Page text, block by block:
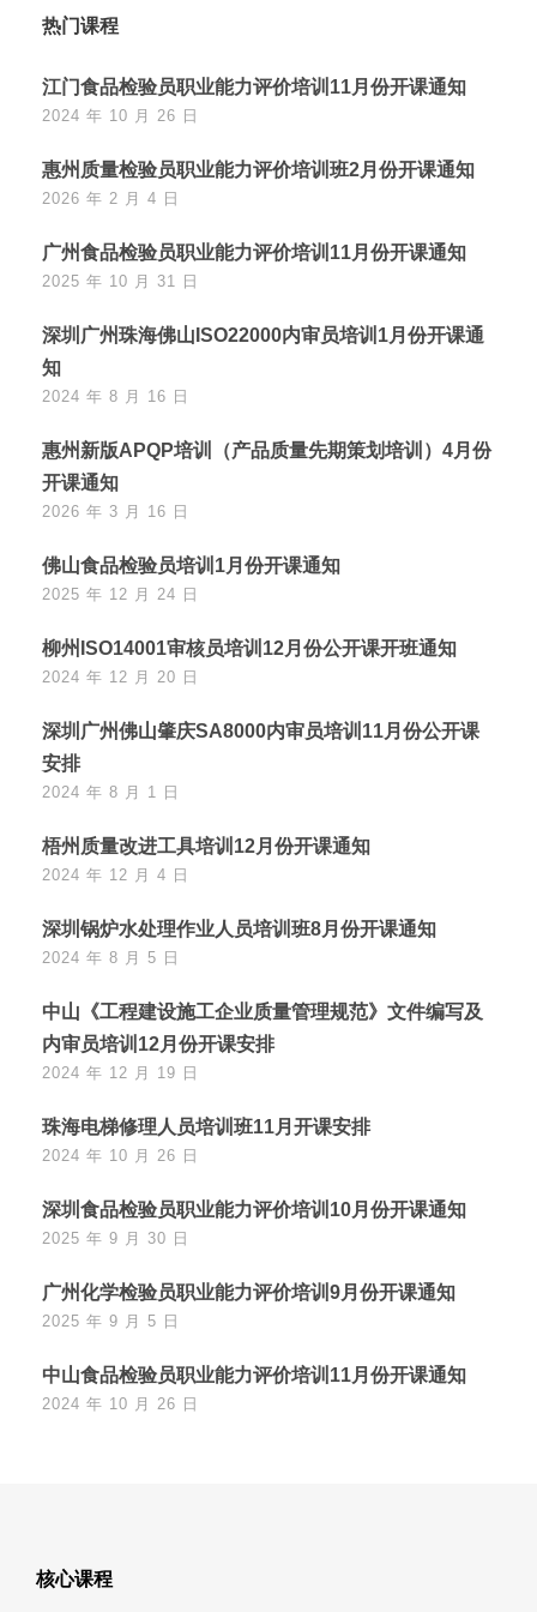
热门课程
江门食品检验员职业能力评价培训11月份开课通知
2024 年 10 月 26 日
惠州质量检验员职业能力评价培训班2月份开课通知
2026 年 2 月 4 日
广州食品检验员职业能力评价培训11月份开课通知
2025 年 10 月 31 日
深圳广州珠海佛山ISO22000内审员培训1月份开课通
知
2024 年 8 月 16 日
惠州新版APQP培训（产品质量先期策划培训）4月份
开课通知
2026 年 3 月 16 日
佛山食品检验员培训1月份开课通知
2025 年 12 月 24 日
柳州ISO14001审核员培训12月份公开课开班通知
2024 年 12 月 20 日
深圳广州佛山肇庆SA8000内审员培训11月份公开课
安排
2024 年 8 月 1 日
梧州质量改进工具培训12月份开课通知
2024 年 12 月 4 日
深圳锅炉水处理作业人员培训班8月份开课通知
2024 年 8 月 5 日
中山《工程建设施工企业质量管理规范》文件编写及
内审员培训12月份开课安排
2024 年 12 月 19 日
珠海电梯修理人员培训班11月开课安排
2024 年 10 月 26 日
深圳食品检验员职业能力评价培训10月份开课通知
2025 年 9 月 30 日
广州化学检验员职业能力评价培训9月份开课通知
2025 年 9 月 5 日
中山食品检验员职业能力评价培训11月份开课通知
2024 年 10 月 26 日
核心课程